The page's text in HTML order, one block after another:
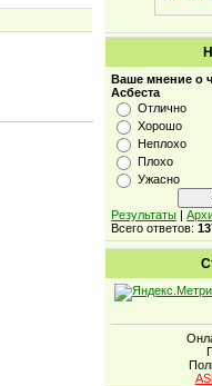
Ваше мнение о
Асбеста
Отлично
Хорошо
Неплохо
Плохо
Ужасно
Результаты |
Всего ответов: